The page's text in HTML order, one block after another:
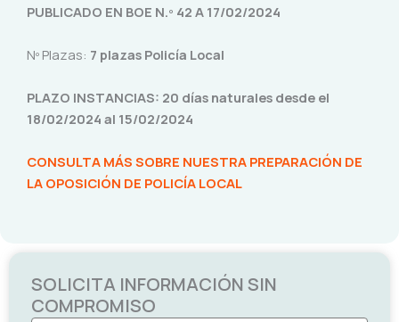
PUBLICADO EN BOE N.º 42 A 17/02/2024
Nº Plazas: 7 plazas Policía Local
PLAZO INSTANCIAS: 20 días naturales desde el
18/02/2024 al 15/02/2024
CONSULTA MÁS SOBRE NUESTRA PREPARACIÓN DE
LA OPOSICIÓN DE POLICÍA LOCAL
SOLICITA INFORMACIÓN SIN
COMPROMISO